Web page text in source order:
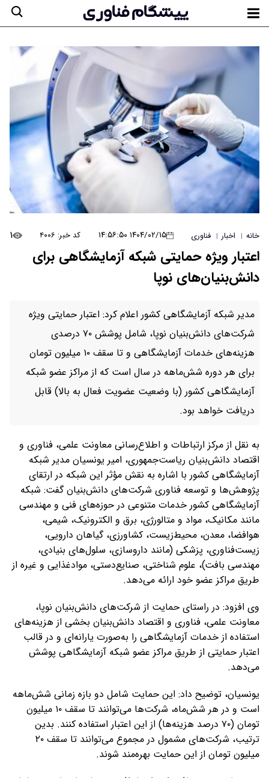
خانه | اخبار | فناوری ۱۴۰۴/۰۲/۱۵ ۱۴:۵۶:۵۰ کد خبر: ۴۰۰۶ ۱
اعتبار ویژه حمایتی شبکه آزمایشگاهی برای
دانش‌بنیان‌های نوپا
مدیر شبکه آزمایشگاهی کشور اعلام کرد: اعتبار حمایتی ویژه
شرکت‌های دانش‌بنیان نوپا، شامل پوشش ۷۰ درصدی
هزینه‌های خدمات آزمایشگاهی و تا سقف ۱۰ میلیون تومان
برای هر دوره شش‌ماهه در سال است که از مراکز عضو شبکه
آزمایشگاهی کشور (با وضعیت عضویت فعال به بالا) قابل
دریافت خواهد بود.
به نقل از مرکز ارتباطات و اطلاع‌رسانی معاونت علمی، فناوری و
اقتصاد دانش‌بنیان ریاست‌جمهوری، امیر یونسیان مدیر شبکه
آزمایشگاهی کشور با اشاره به نقش مؤثر این شبکه در ارتقای
پژوهش‌ها و توسعه فناوری شرکت‌های دانش‌بنیان گفت: شبکه
آزمایشگاهی کشور خدمات متنوعی در حوزه‌های فنی و مهندسی
مانند مکانیک، مواد و متالورژی، برق و الکترونیک، شیمی،
هوافضا، معدن، محیط‌زیست، کشاورزی، گیاهان دارویی،
زیست‌فناوری، پزشکی (مانند داروسازی، سلول‌های بنیادی،
مهندسی بافت)، علوم شناختی، صنایع‌دستی، موادغذایی و غیره از
طریق مراکز عضو خود ارائه می‌دهد.
وی افزود: در راستای حمایت از شرکت‌های دانش‌بنیان نوپا،
معاونت علمی، فناوری و اقتصاد دانش‌بنیان بخشی از هزینه‌های
استفاده از خدمات آزمایشگاهی را به‌صورت یارانه‌ای و در قالب
اعتبار حمایتی از طریق مراکز عضو شبکه آزمایشگاهی پوشش
می‌دهد.
یونسیان، توضیح داد: این حمایت شامل دو بازه زمانی شش‌ماهه
است و در هر شش‌ماه، شرکت‌ها می‌توانند تا سقف ۱۰ میلیون
تومان (۷۰ درصد هزینه‌ها) از این اعتبار استفاده کنند. بدین
ترتیب، شرکت‌های مشمول در مجموع می‌توانند تا سقف ۲۰
میلیون تومان از این حمایت بهره‌مند شوند.